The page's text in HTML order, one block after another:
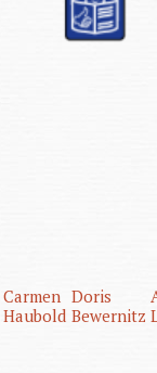
Carmen
Haubold
Doris
Bewernitz